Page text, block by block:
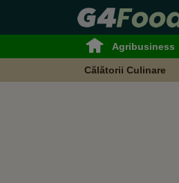
Agribusiness
Călătorii Culinare